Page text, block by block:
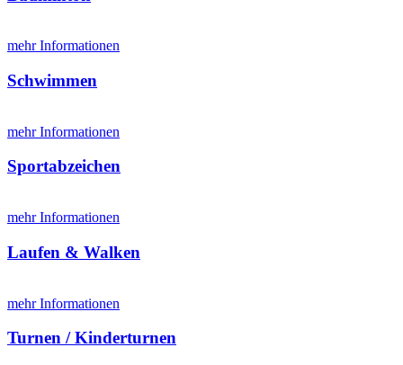
mehr Informationen
Schwimmen
mehr Informationen
Sportabzeichen
mehr Informationen
Laufen & Walken
mehr Informationen
Turnen / Kinderturnen